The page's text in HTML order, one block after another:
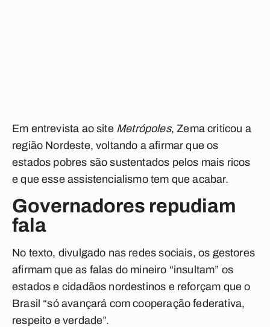
Em entrevista ao site Metrópoles, Zema criticou a
região Nordeste, voltando a afirmar que os
estados pobres são sustentados pelos mais ricos
e que esse assistencialismo tem que acabar.
Governadores repudiam
fala
No texto, divulgado nas redes sociais, os gestores
afirmam que as falas do mineiro “insultam” os
estados e cidadãos nordestinos e reforçam que o
Brasil “só avançará com cooperação federativa,
respeito e verdade”.